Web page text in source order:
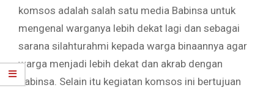
komsos adalah salah satu media Babinsa untuk
mengenal warganya lebih dekat lagi dan sebagai
sarana silahturahmi kepada warga binaannya agar
warga menjadi lebih dekat dan akrab dengan
Babinsa. Selain itu kegiatan komsos ini bertujuan